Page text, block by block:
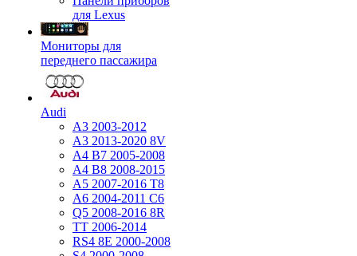
для Lexus
Мониторы для
переднего пассажира
Audi
A3 2003-2012
A3 2013-2020 8V
A4 B7 2005-2008
A4 B8 2008-2015
A5 2007-2016 T8
A6 2004-2011 C6
Q5 2008-2016 8R
TT 2006-2014
RS4 8E 2000-2008